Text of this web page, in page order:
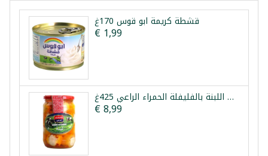
قشطة كريمة ابو قوس 170غ
€ 1,99
كرات اللبنة بالفليفلة الحمراء الراعي 425غ
€ 8,99